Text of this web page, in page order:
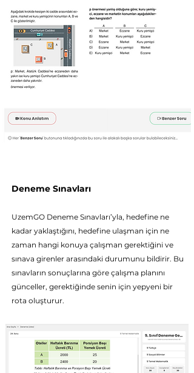
Deneme Sınavları
UzemGO Deneme Sınavları’yla, hedefine ne
kadar yaklaştığını, hedefine ulaşman için ne
zaman hangi konuya çalışman gerektiğini ve
sınava girenler arasındaki durumunu bildirir. Bu
sınavların sonuçlarına göre çalışma planını
günceller, gerektiğinde senin için yepyeni bir
rota oluşturur.